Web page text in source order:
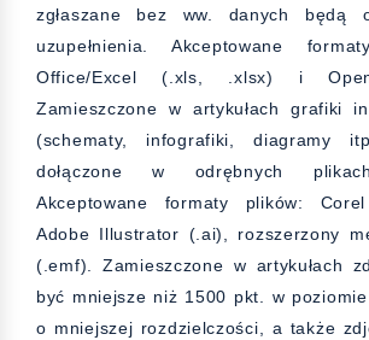
zgłaszane bez ww. danych będą
uzupełnienia. Akceptowane
Office/Excel (.xls, .xlsx) i
Zamieszczone w artykułach grafiki
(schematy, infografiki, diagramy
dołączone w odrębnych
Akceptowane formaty plików:
Adobe Illustrator (.ai), rozszerzony
(.emf). Zamieszczone w artykułach
być mniejsze niż 1500 pkt. w
o mniejszej rozdzielczości, a także